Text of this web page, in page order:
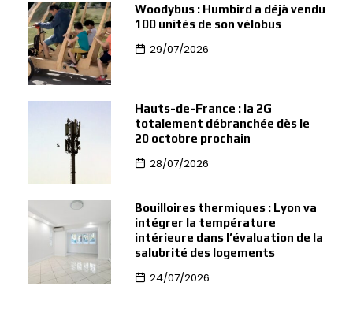
Woodybus : Humbird a déjà vendu
100 unités de son vélobus
29/07/2026
Hauts-de-France : la 2G
totalement débranchée dès le
20 octobre prochain
28/07/2026
Bouilloires thermiques : Lyon va
intégrer la température
intérieure dans l’évaluation de la
salubrité des logements
24/07/2026